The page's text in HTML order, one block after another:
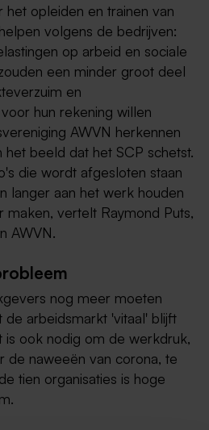
opleiden en trainen van
volgens de bedrijven:
op arbeid en sociale
een minder groot deel
en
hun rekening willen
AWVN herkennen
het beeld dat het SCP schetst.
die wordt afgesloten staan
langer aan het werk houden
maken, vertelt Raymond Puts,
AWVN.
nog meer moeten
arbeidsmarkt 'vitaal' blijft
is ook nodig om de werkdruk,
de naweeën van corona, te
tien organisaties is hoge